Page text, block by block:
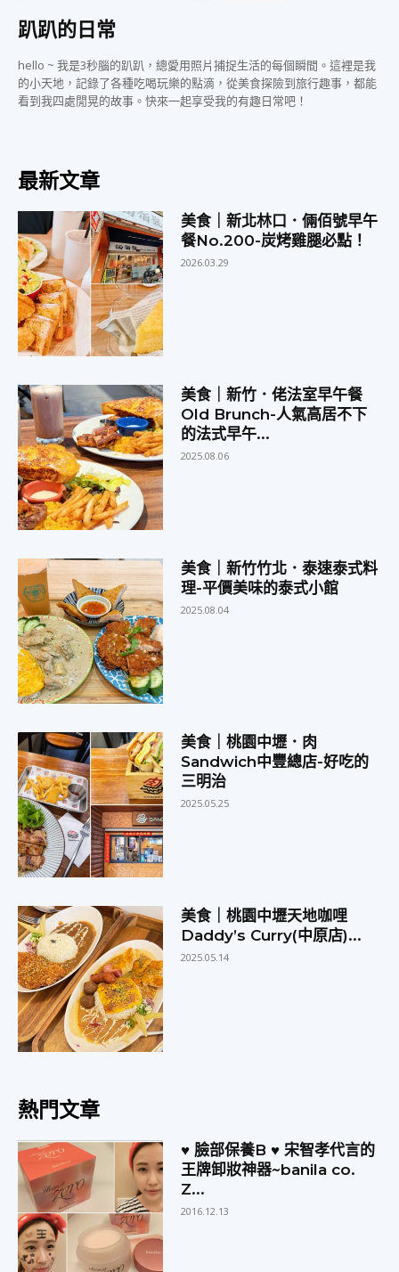
趴趴的日常
hello ~ 我是3秒腦的趴趴，總愛用照片捕捉生活的每個瞬間。這裡是我
的小天地，記錄了各種吃喝玩樂的點滴，從美食探險到旅行趣事，都能
看到我四處閒晃的故事。快來一起享受我的有趣日常吧！
最新文章
美食｜新北林口．倆佰號早午
餐No.200-炭烤雞腿必點！
2026.03.29
美食｜新竹．佬法室早午餐
Old Brunch-人氣高居不下
的法式早午...
2025.08.06
美食｜新竹竹北．泰速泰式料
理-平價美味的泰式小館
2025.08.04
美食｜桃園中壢．肉
Sandwich中豐總店-好吃的
三明治
2025.05.25
美食｜桃園中壢天地咖哩
Daddy’s Curry(中原店)...
2025.05.14
熱門文章
♥ 臉部保養B ♥ 宋智孝代言的
王牌卸妝神器~banila co.
Z...
2016.12.13